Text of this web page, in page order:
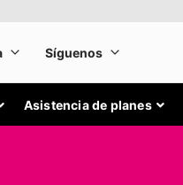
Asistencia de planes